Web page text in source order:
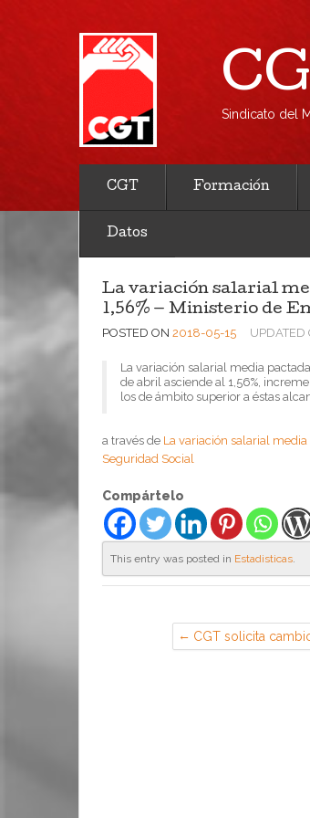
Sindicato del
CGT Formación
Datos
La variación salarial
1,56% — Ministerio de
POSTED ON 2018-05-15 UPDATED
La variación salarial media
de abril asciende al 1,56%,
los de ámbito superior a éstas
a través de La variación salarial
Seguridad Social
Compártelo
This entry was posted in Estadisticas.
CGT solicita
de RRLL — CGT